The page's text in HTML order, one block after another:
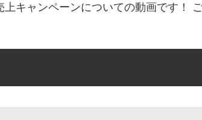
上キャンペーンについての動画です！